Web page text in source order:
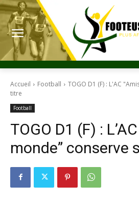
Accueil Football
TOGO D1 (F) : L'AC
titre
Football
TOGO D1 (F) :
monde” conserve